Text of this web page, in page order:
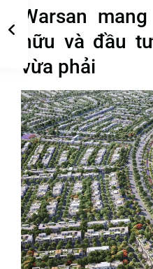
Warsan
hữu và đầu
vừa phải